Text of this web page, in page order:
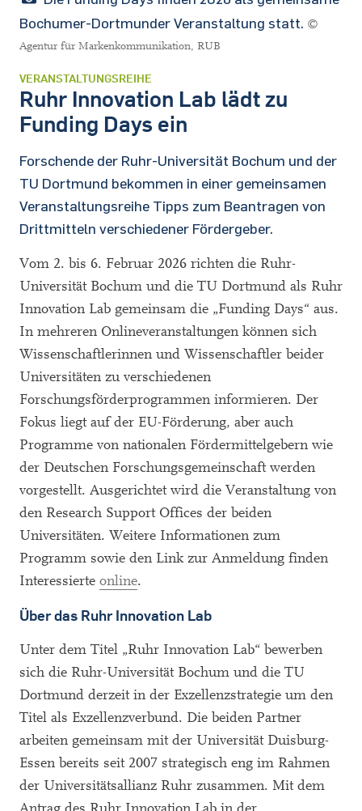
Bochumer-Dortmunder Veranstaltung statt. ©
Agentur für Markenkommunikation, RUB
VERANSTALTUNGSREIHE
Ruhr Innovation Lab lädt zu
Funding Days ein
Forschende der Ruhr-Universität Bochum und der
TU Dortmund bekommen in einer gemeinsamen
Veranstaltungsreihe Tipps zum Beantragen von
Drittmitteln verschiedener Fördergeber.
Vom 2. bis 6. Februar 2026 richten die Ruhr-
Universität Bochum und die TU Dortmund als Ruhr
Innovation Lab gemeinsam die „Funding Days“ aus.
In mehreren Onlineveranstaltungen können sich
Wissenschaftlerinnen und Wissenschaftler beider
Universitäten zu verschiedenen
Forschungsförderprogrammen informieren. Der
Fokus liegt auf der EU-Förderung, aber auch
Programme von nationalen Fördermittelgebern wie
der Deutschen Forschungsgemeinschaft werden
vorgestellt. Ausgerichtet wird die Veranstaltung von
den Research Support Offices der beiden
Universitäten. Weitere Informationen zum
Programm sowie den Link zur Anmeldung finden
Interessierte online.
Über das Ruhr Innovation Lab
Unter dem Titel „Ruhr Innovation Lab“ bewerben
sich die Ruhr-Universität Bochum und die TU
Dortmund derzeit in der Exzellenzstrategie um den
Titel als Exzellenzverbund. Die beiden Partner
arbeiten gemeinsam mit der Universität Duisburg-
Essen bereits seit 2007 strategisch eng im Rahmen
der Universitätsallianz Ruhr zusammen. Mit dem